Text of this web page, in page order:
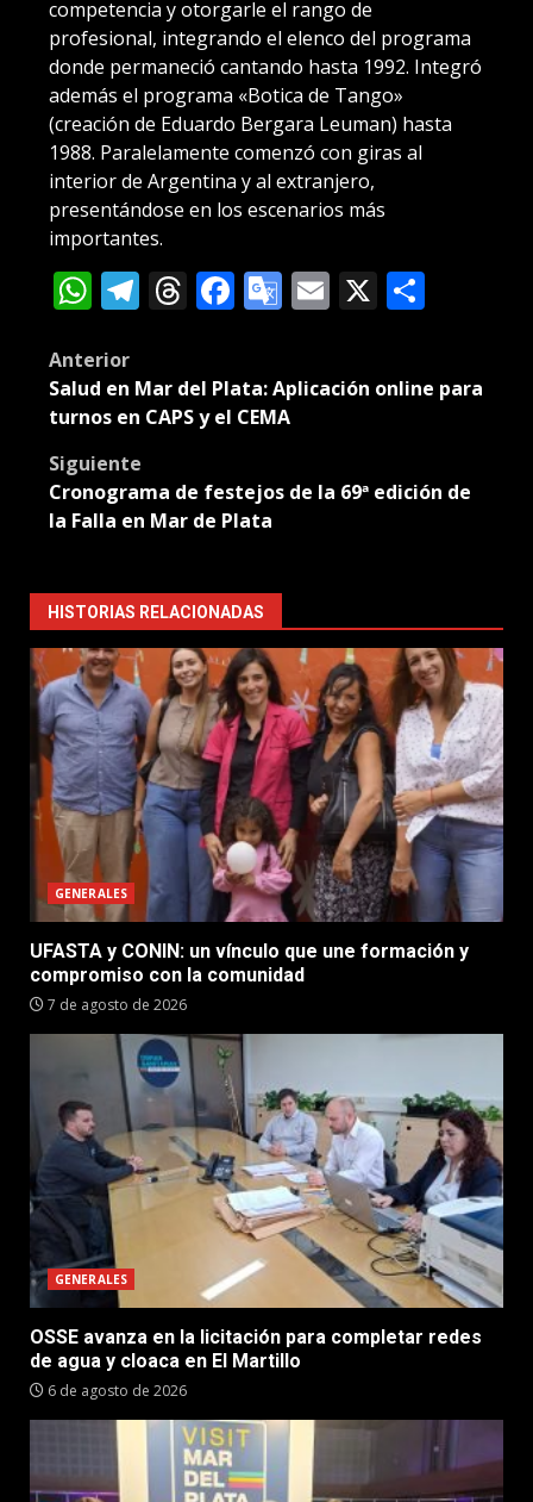
competencia y otorgarle el rango de
profesional, integrando el elenco del programa
donde permaneció cantando hasta 1992. Integró
además el programa «Botica de Tango»
(creación de Eduardo Bergara Leuman) hasta
1988. Paralelamente comenzó con giras al
interior de Argentina y al extranjero,
presentándose en los escenarios más
importantes.
WhatsApp
Telegram
Threads
Facebook
Google
Translate
Email
X
Post
navigation
Anterior
Salud en Mar del Plata: Aplicación online para
turnos en CAPS y el CEMA
Siguiente
Cronograma de festejos de la 69ª edición de
la Falla en Mar de Plata
HISTORIAS RELACIONADAS
GENERALES
UFASTA y CONIN: un vínculo que une formación y
compromiso con la comunidad
7 de agosto de 2026
GENERALES
OSSE avanza en la licitación para completar redes
de agua y cloaca en El Martillo
6 de agosto de 2026